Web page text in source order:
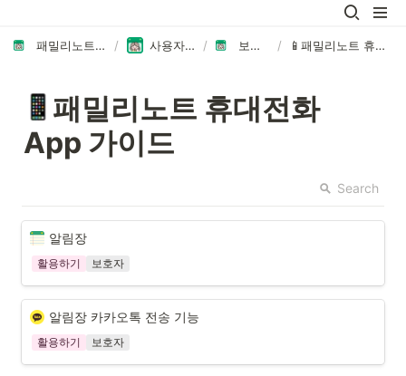
패밀리노트에 오신 것을 환영합니다👏🏻 / 사용자 가이드 모음 / 보호자 가이드 / 📱패밀리노트 휴대전화 App 가이드
패밀리노트 휴대전화
App 가이드
Search
알림장
활용하기 보호자
알림장 카카오톡 전송 기능
활용하기 보호자